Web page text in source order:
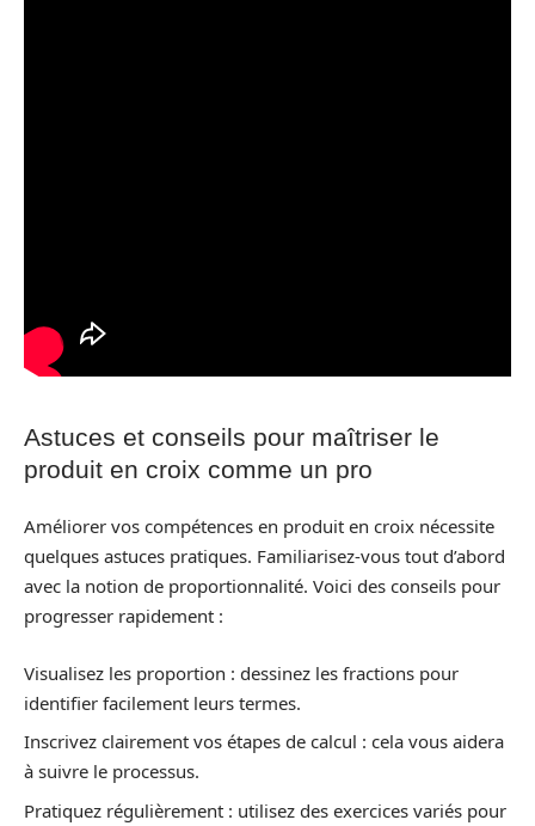
Astuces et conseils pour maîtriser le
produit en croix comme un pro
Améliorer vos compétences en produit en croix nécessite
quelques astuces pratiques. Familiarisez-vous tout d’abord
avec la notion de proportionnalité. Voici des conseils pour
progresser rapidement :
Visualisez les proportion : dessinez les fractions pour
identifier facilement leurs termes.
Inscrivez clairement vos étapes de calcul : cela vous aidera
à suivre le processus.
Pratiquez régulièrement : utilisez des exercices variés pour